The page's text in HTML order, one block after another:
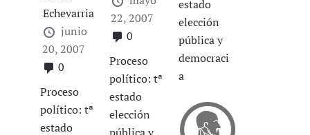
Echevarria
junio
20, 2007
0
Proceso
político: tª
estado
22, 2007
0
Proceso
político: tª
estado
elección
estado
elección
pública y
democraci
a